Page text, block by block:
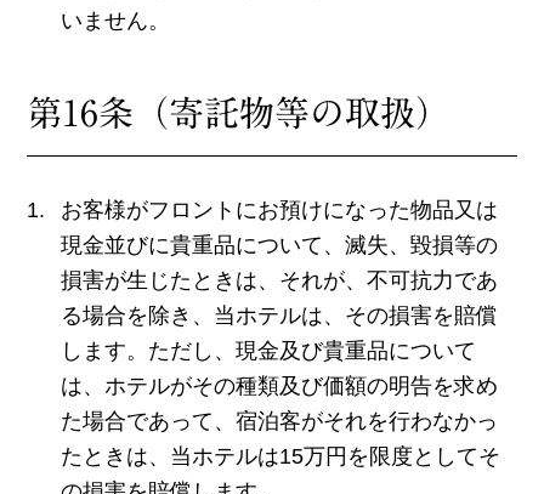
いません。
第16条（寄託物等の取扱）
お客様がフロントにお預けになった物品又は
現金並びに貴重品について、滅失、毀損等の
損害が生じたときは、それが、不可抗力であ
る場合を除き、当ホテルは、その損害を賠償
します。ただし、現金及び貴重品について
は、ホテルがその種類及び価額の明告を求め
た場合であって、宿泊客がそれを行わなかっ
たときは、当ホテルは15万円を限度としてそ